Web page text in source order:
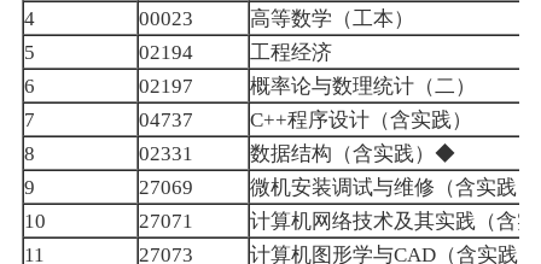
4 00023 高等数学（工本）
5 02194 工程经济
6 02197 概率论与数理统计（二）
7 04737 C++程序设计（含实践）
8 02331 数据结构 （含实践）◆
9 27069 微机安装调试与维修（含实践）
10 27071 计算机网络技术及其实践（含
11 27073 计算机图形学与CAD（含实践）